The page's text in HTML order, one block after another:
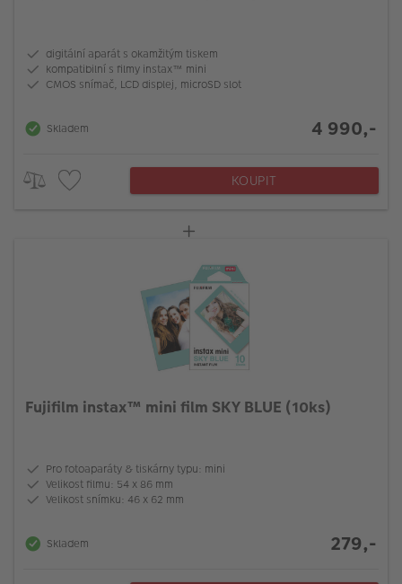
digitální aparát s okamžitým tiskem
kompatibilní s filmy instax™ mini
CMOS snímač, LCD displej, microSD slot
Skladem 4 990,-
KOUPIT
Fujifilm instax™ mini film SKY BLUE (10ks)
Pro fotoaparáty & tiskárny typu: mini
Velikost filmu: 54 x 86 mm
Velikost snímku: 46 x 62 mm
Skladem 279,-